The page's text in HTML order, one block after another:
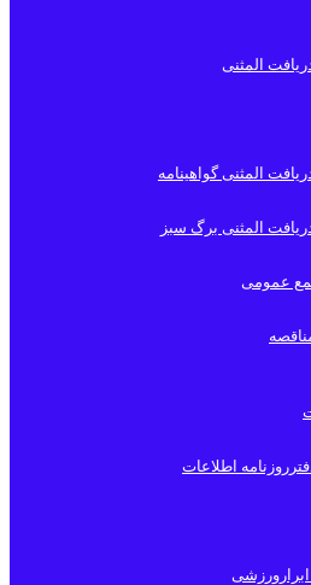
المثنی
المثنی گواهینامه
المثنی برگ سبز
عمومی
اطلاعات
ابرارورزشی